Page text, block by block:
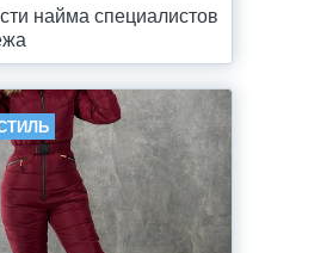
найма специалистов